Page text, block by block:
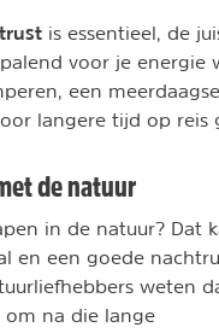
is essentieel, de
voor je energie
een
langere tijd op reis
de natuur
in de natuur? Dat
en een goede
weten
om na die lange